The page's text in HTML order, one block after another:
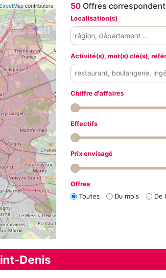
contributors 50 Offres
Localisation(s)
Activité(s), mot(s) clé(s),
Chiffre d'affaires
Effectifs
Prix envisagé
Offres
Toutes
Du mois De
Denis